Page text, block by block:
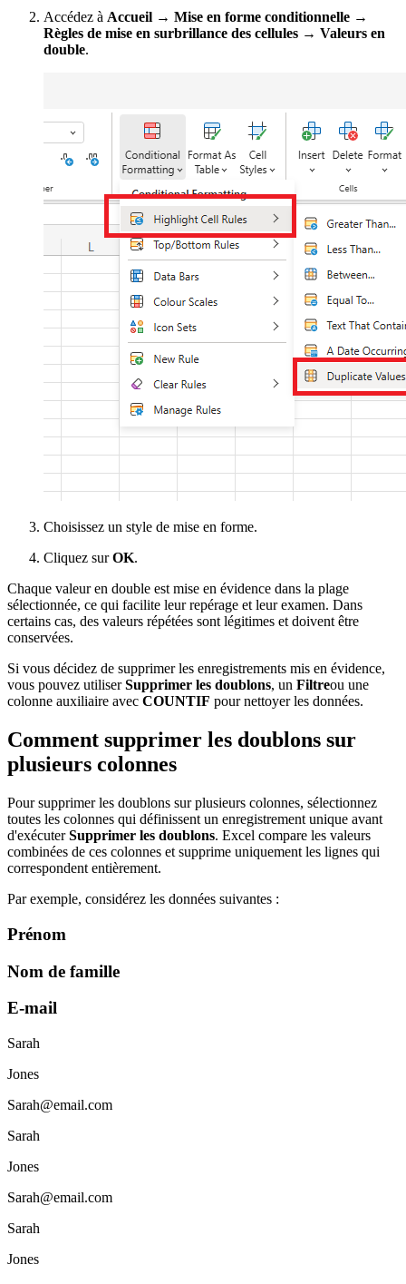
Accédez à Accueil → Mise en forme conditionnelle →
Règles de mise en surbrillance des cellules → Valeurs en
double.
Choisissez un style de mise en forme.
Cliquez surOK.
Chaque valeur en double est mise en évidence dans la plage
sélectionnée, ce qui facilite leur repérage et leur examen. Dans
certains cas, des valeurs répétées sont légitimes et doivent être
conservées.
Si vous décidez de supprimer les enregistrements mis en évidence,
vous pouvez utiliserSupprimer les doublons, un Filtreou une
colonne auxiliaire avec COUNTIF pour nettoyer les données.
Comment supprimer les doublons sur
plusieurs colonnes
Pour supprimer les doublons sur plusieurs colonnes, sélectionnez
toutes les colonnes qui définissent un enregistrement unique avant
d'exécuterSupprimer les doublons. Excel compare les valeurs
combinées de ces colonnes et supprime uniquement les lignes qui
correspondent entièrement.
Par exemple, considérez les données suivantes :
Prénom
Nom de famille
E-mail
Sarah
Jones
Sarah@email.com
Sarah
Jones
Sarah@email.com
Sarah
Jones